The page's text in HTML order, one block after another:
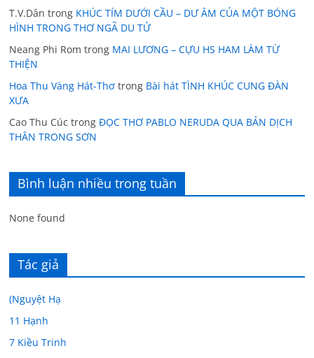
T.V.Dân trong KHÚC TÍM DƯỚI CẦU – DƯ ÂM CỦA MỘT BÓNG
HÌNH TRONG THƠ NGÃ DU TỬ
Neang Phi Rom trong MAI LƯƠNG – CỰU HS HAM LÀM TỪ
THIỆN
Hoa Thu Vàng Hát-Thơ trong Bài hát TÌNH KHÚC CUNG ĐÀN
XƯA
Cao Thu Cúc trongĐỌC THƠ PABLO NERUDA QUA BẢN DỊCH
THÂN TRONG SƠN
Bình luận nhiều trong tuần
None found
Tác giả
(Nguyệt Hạ
11 Hạnh
7 Kiều Trinh